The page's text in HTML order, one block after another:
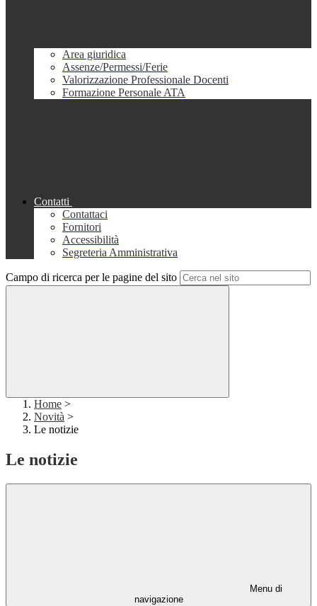
Area giuridica
Assenze/Permessi/Ferie
Valorizzazione Professionale Docenti
Formazione Personale ATA
Contatti
Contattaci
Fornitori
Accessibilità
Segreteria Amministrativa
Campo di ricerca per le pagine del sito
Home >
Novità >
Le notizie
Le notizie
Menu di
navigazione